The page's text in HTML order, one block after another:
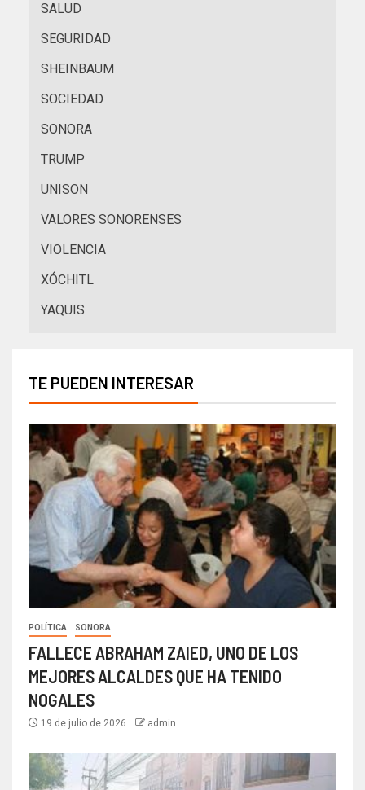
SALUD
SEGURIDAD
SHEINBAUM
SOCIEDAD
SONORA
TRUMP
UNISON
VALORES SONORENSES
VIOLENCIA
XÓCHITL
YAQUIS
TE PUEDEN INTERESAR
POLÍTICA SONORA
FALLECE ABRAHAM ZAIED, UNO DE LOS
MEJORES ALCALDES QUE HA TENIDO
NOGALES
19 de julio de 2026 admin